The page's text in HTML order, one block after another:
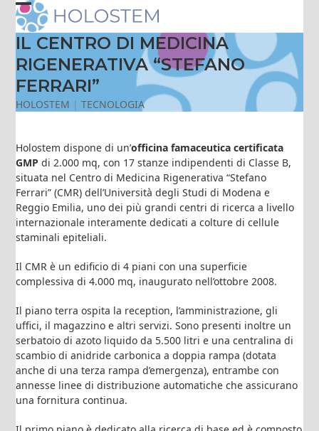
Skip
content
Open
mobile
menu
Close
mobile
menu
IL CENTRO DI MEDICINA
RIGENERATIVA “STEFANO
FERRARI”
HOLOSTEM |TECNOLOGIA
Holostem dispone di un’officina famaceutica certificata
GMP di 2.000 mq, con 17 stanze indipendenti di Classe B,
situata nel Centro di Medicina Rigenerativa “Stefano
Ferrari” (CMR) dell’Università degli Studi di Modena e
Reggio Emilia, uno dei più grandi centri di ricerca a livello
internazionale interamente dedicati a colture di cellule
staminali epiteliali.
Il CMR è un edificio di 4 piani con una superficie
complessiva di 4.000 mq, inaugurato nell’ottobre 2008.
Il piano terra ospita la reception, l’amministrazione, gli
uffici, il magazzino e altri servizi. Sono presenti inoltre un
serbatoio di azoto liquido da 5.500 litri e una centralina di
scambio di anidride carbonica a doppia rampa (dotata
anche di una terza rampa d’emergenza), entrambe con
annesse linee di distribuzione automatiche che assicurano
una fornitura continua.